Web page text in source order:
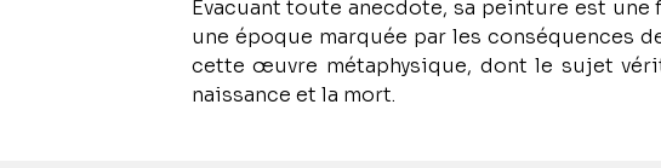
Évacuant toute anecdote, sa peinture est
une époque marquée par les conséquences
cette œuvre métaphysique, dont le sujet
naissance et la mort.